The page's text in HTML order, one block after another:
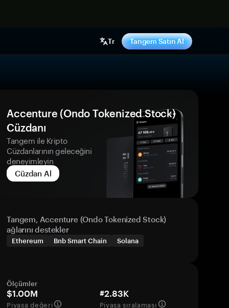
Tr Tangem Satın Al
Accenture (Ondo Tokenized Stock)
Cüzdanı
Tangem ile Kripto
Cüzdanlarının geleceğini
deneyimleyin
Cüzdan Al
Tangem, Accenture (Ondo Tokenized Stock)
ağlarını destekler
Ethereum Bnb Smart Chain Solana
Ölçümler
$1.00M
Piyasa değeri
#2.83K
Piyasa sıralaması